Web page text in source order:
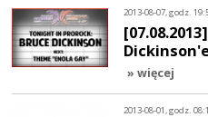
2013-08-07, godz.
» więcej
2013-08-01, godz.